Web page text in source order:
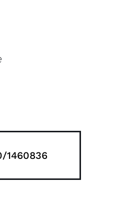
1460836